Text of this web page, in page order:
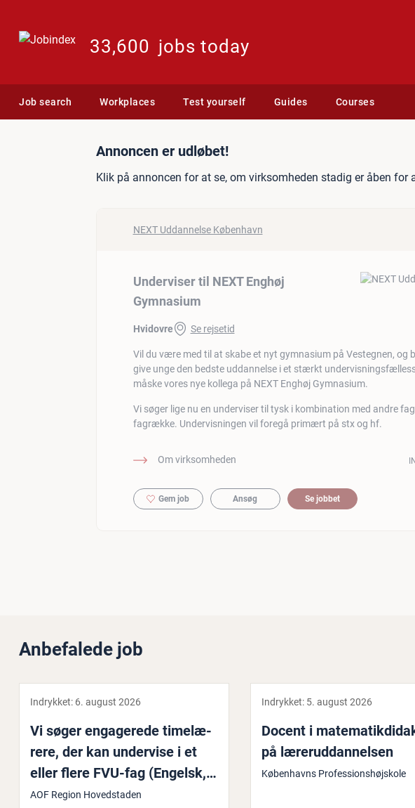
33,600 jobs today
Job search Workplaces Test yourself Guides Courses
Jobannonce: Underviser til NEXT
Annoncen er udløbet!
Klik på annoncen for at se, om virksomheden stadig er åben for
NEXT Uddannelse København
Underviser til NEXT Enghøj
Gymnasium
Hvidovre Se rejsetid
Vil du være med til at skabe et nyt gymnasium på Vestegnen, og
give unge den bedste uddannelse i et stærkt
måske vores nye kollega på NEXT Enghøj Gymnasium.
Vi søger lige nu en underviser til tysk i kombination med andre
fagrække. Undervisningen vil foregå primært på stx og hf.
Om virksomheden
Gem job Ansøg Se jobbet
Anbefalede job
Indrykket: 6. august 2026
Vi søger en­ga­ge­re­de ti­me­læ­
re­re, der kan undervise i et
eller flere FVU-fag (Engelsk,
Digital, Dansk og FVU-Start
AOF Region Hovedstaden
Indrykket: 5. august 2026
Docent i
på læ­rer­ud­dan­nel­sen
Københavns Professionshøjskole